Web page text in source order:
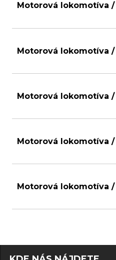
Motorová lokomotíva
Motorová lokomotíva
Motorová lokomotíva
Motorová lokomotíva
Motorová lokomotíva